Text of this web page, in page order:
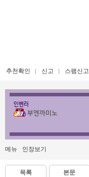
추천확인 신고 스팸신고
인벤러
부엔까미노
메뉴 인장보기
목록 본문